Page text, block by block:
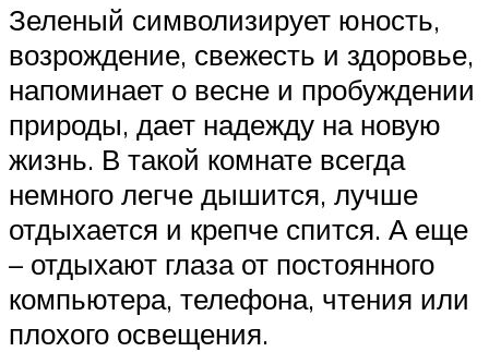
Зеленый символизирует юность,
возрождение, свежесть и здоровье,
напоминает о весне и пробуждении
природы, дает надежду на новую
жизнь. В такой комнате всегда
немного легче дышится, лучше
отдыхается и крепче спится. А еще
– отдыхают глаза от постоянного
компьютера, телефона, чтения или
плохого освещения.